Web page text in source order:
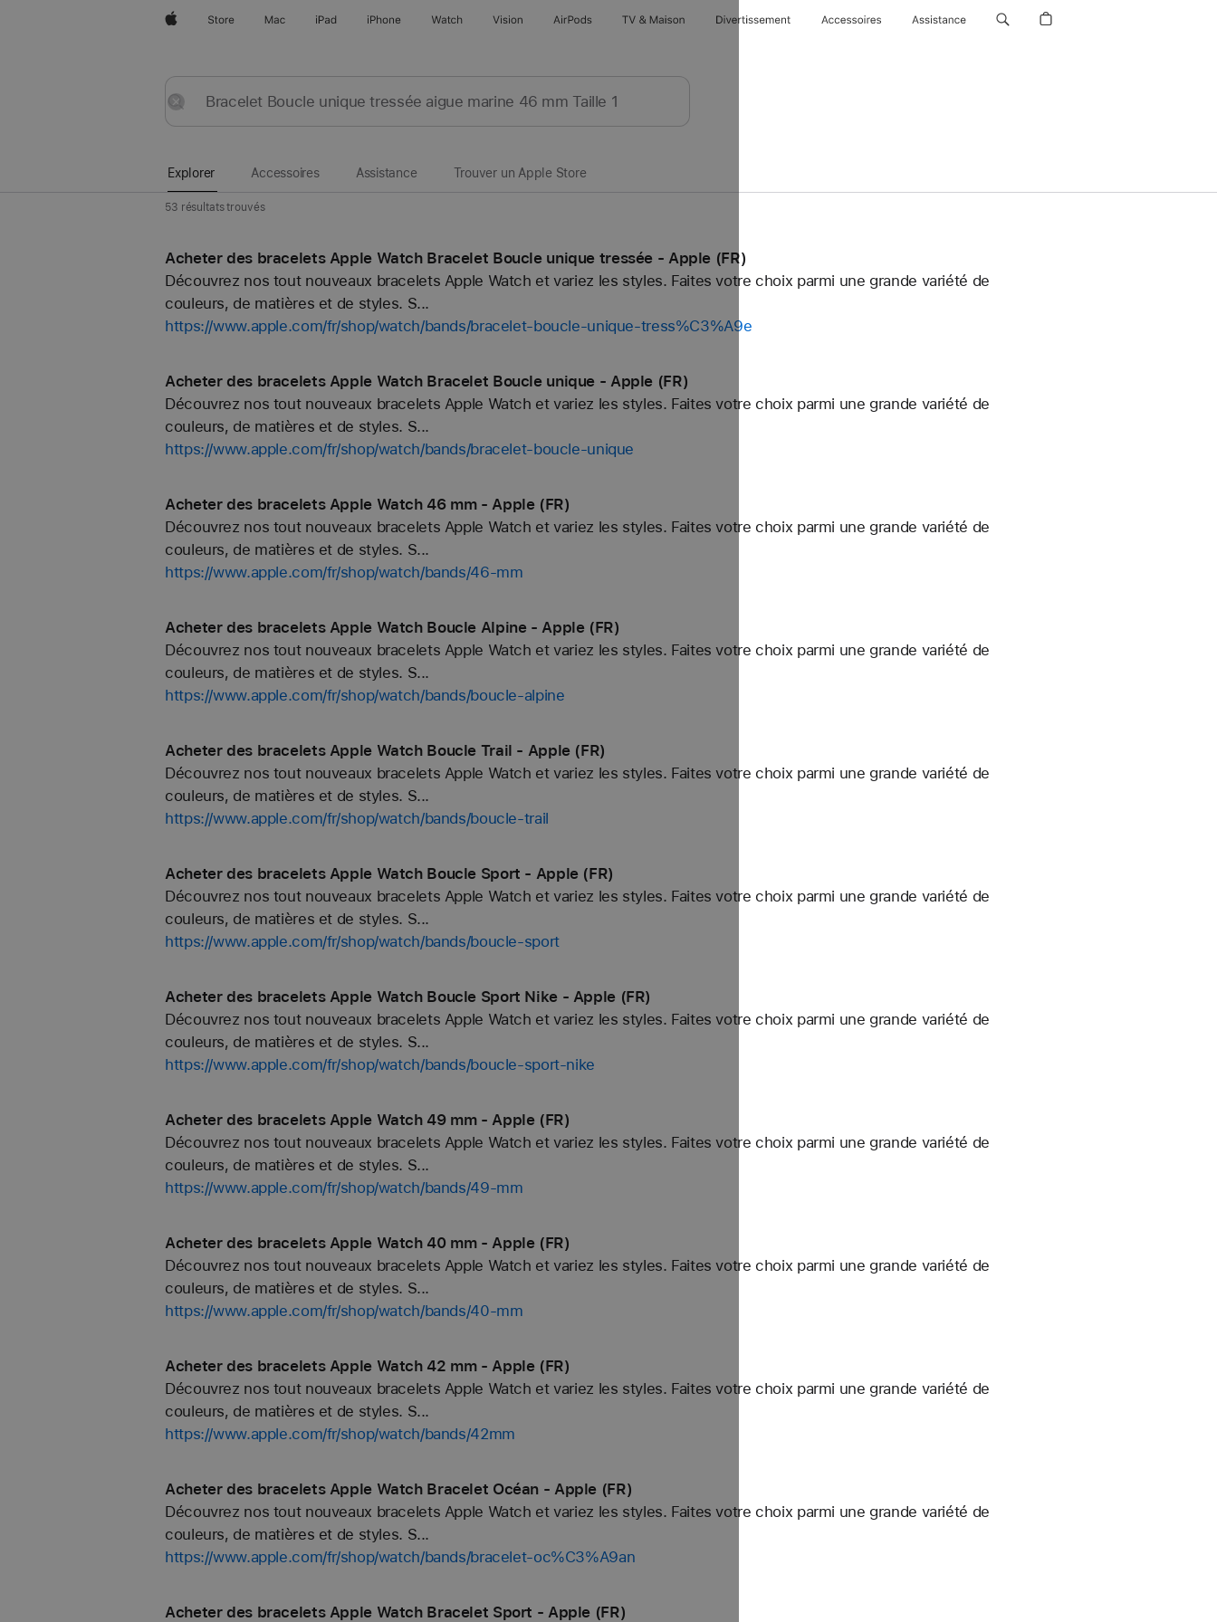
AppleStore Mac iPad iPhone Watch Vision AirPods TV & Maison Divertissements Accessoires Assistance
Envoyer
Réinitialiser
Explorer Accessoires Assistance Trouver un Apple Store
53 résultats trouvés
Acheter des bracelets Apple Watch Bracelet Boucle unique tressée - Apple (FR)
Découvrez nos tout nouveaux bracelets Apple Watch et variez les styles. Faites votre choix parmi une grande variété de
couleurs, de matières et de styles. S...
https://www.apple.com/fr/shop/watch/bands/bracelet-boucle-unique-tress%C3%A9e
Acheter des bracelets Apple Watch Bracelet Boucle unique - Apple (FR)
Découvrez nos tout nouveaux bracelets Apple Watch et variez les styles. Faites votre choix parmi une grande variété de
couleurs, de matières et de styles. S...
https://www.apple.com/fr/shop/watch/bands/bracelet-boucle-unique
Acheter des bracelets Apple Watch 46 mm - Apple (FR)
Découvrez nos tout nouveaux bracelets Apple Watch et variez les styles. Faites votre choix parmi une grande variété de
couleurs, de matières et de styles. S...
https://www.apple.com/fr/shop/watch/bands/46-mm
Acheter des bracelets Apple Watch Boucle Alpine - Apple (FR)
Découvrez nos tout nouveaux bracelets Apple Watch et variez les styles. Faites votre choix parmi une grande variété de
couleurs, de matières et de styles. S...
https://www.apple.com/fr/shop/watch/bands/boucle-alpine
Acheter des bracelets Apple Watch Boucle Trail - Apple (FR)
Découvrez nos tout nouveaux bracelets Apple Watch et variez les styles. Faites votre choix parmi une grande variété de
couleurs, de matières et de styles. S...
https://www.apple.com/fr/shop/watch/bands/boucle-trail
Acheter des bracelets Apple Watch Boucle Sport - Apple (FR)
Découvrez nos tout nouveaux bracelets Apple Watch et variez les styles. Faites votre choix parmi une grande variété de
couleurs, de matières et de styles. S...
https://www.apple.com/fr/shop/watch/bands/boucle-sport
Acheter des bracelets Apple Watch Boucle Sport Nike - Apple (FR)
Découvrez nos tout nouveaux bracelets Apple Watch et variez les styles. Faites votre choix parmi une grande variété de
couleurs, de matières et de styles. S...
https://www.apple.com/fr/shop/watch/bands/boucle-sport-nike
Acheter des bracelets Apple Watch 49 mm - Apple (FR)
Découvrez nos tout nouveaux bracelets Apple Watch et variez les styles. Faites votre choix parmi une grande variété de
couleurs, de matières et de styles. S...
https://www.apple.com/fr/shop/watch/bands/49-mm
Acheter des bracelets Apple Watch 40 mm - Apple (FR)
Découvrez nos tout nouveaux bracelets Apple Watch et variez les styles. Faites votre choix parmi une grande variété de
couleurs, de matières et de styles. S...
https://www.apple.com/fr/shop/watch/bands/40-mm
Acheter des bracelets Apple Watch 42 mm - Apple (FR)
Découvrez nos tout nouveaux bracelets Apple Watch et variez les styles. Faites votre choix parmi une grande variété de
couleurs, de matières et de styles. S...
https://www.apple.com/fr/shop/watch/bands/42mm
Acheter des bracelets Apple Watch Bracelet Océan - Apple (FR)
Découvrez nos tout nouveaux bracelets Apple Watch et variez les styles. Faites votre choix parmi une grande variété de
couleurs, de matières et de styles. S...
https://www.apple.com/fr/shop/watch/bands/bracelet-oc%C3%A9an
Acheter des bracelets Apple Watch Bracelet Sport - Apple (FR)